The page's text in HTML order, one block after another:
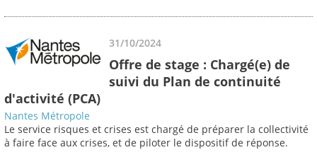
31/10/2024
Offre de stage : Chargé(e) de
suivi du Plan de continuité
d'activité (PCA)
Nantes Métropole
Le service risques et crises est chargé de préparer la collectivité
à faire face aux crises, et de piloter le dispositif de réponse.